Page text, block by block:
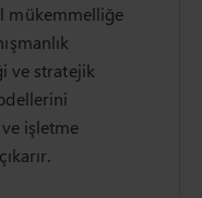
mükemmelliğe
ve stratejik
işletme